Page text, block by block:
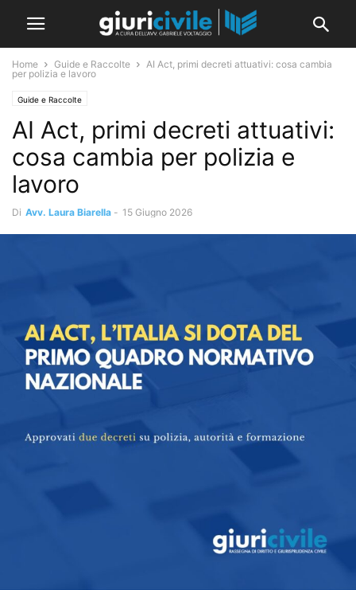
Home Guide e Raccolte
AI Act, primi decreti attuativi: cosa cambia
per polizia e lavoro
Guide e Raccolte
AI Act, primi decreti attuativi:
cosa cambia per polizia e
lavoro
Di Avv. Laura Biarella - 15 Giugno 2026